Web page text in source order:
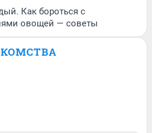
Как бороться с
овощей — советы